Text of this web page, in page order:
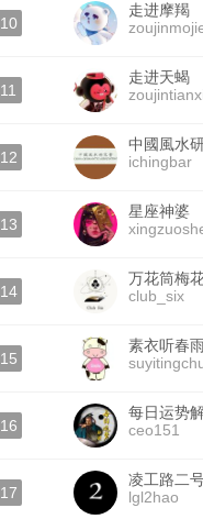
10
走进摩羯
11
走进天蝎
12
中國風水
ichingbar
13
星座神婆
14
万花筒梅
club_six
15
素衣听春
16
每日运势
ceo151
17
凌工路二
lgl2hao